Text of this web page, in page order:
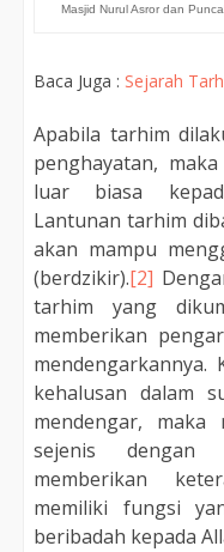
Masjid Nurul Asror dan
Baca Juga : Sejarah
Apabila tarhim
penghayatan,
luar biasa
Lantunan tarhim
akan mampu
(berdzikir).[2]
tarhim yang
memberikan
kehalusan dalam
mendengar,
sejenis dengan
memberikan
memiliki fungsi
beribadah kepada